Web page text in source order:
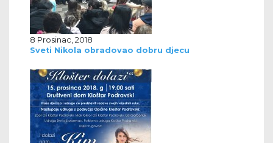
8 Prosinac, 2018
Sveti Nikola obradovao dobru djecu